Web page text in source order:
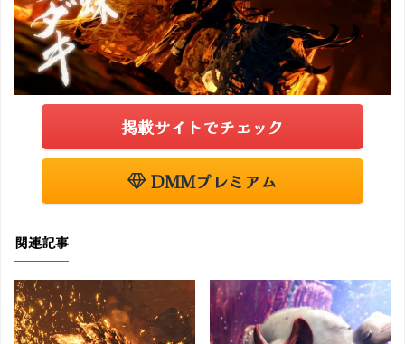
掲載サイトでチェック
DMMプレミアム
関連記事